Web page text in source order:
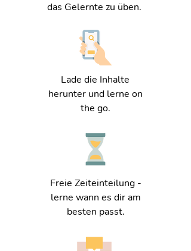
das Gelernte zu üben.
Lade die Inhalte
herunter und lerne on
the go.
Freie Zeiteinteilung -
lerne wann es dir am
besten passt.